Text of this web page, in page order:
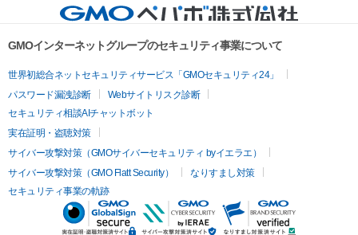
GMOインターネットグループのセキュリティ事業について
世界初総合ネットセキュリティサービス「GMOセキュリティ24」
パスワード漏洩診断
Webサイトリスク診断
セキュリティ相談AIチャットボット
実在証明・盗聴対策
サイバー攻撃対策（GMOサイバーセキュリティ byイエラエ）
サイバー攻撃対策（GMO Flatt Security）
なりすまし対策
セキュリティ事業の軌跡